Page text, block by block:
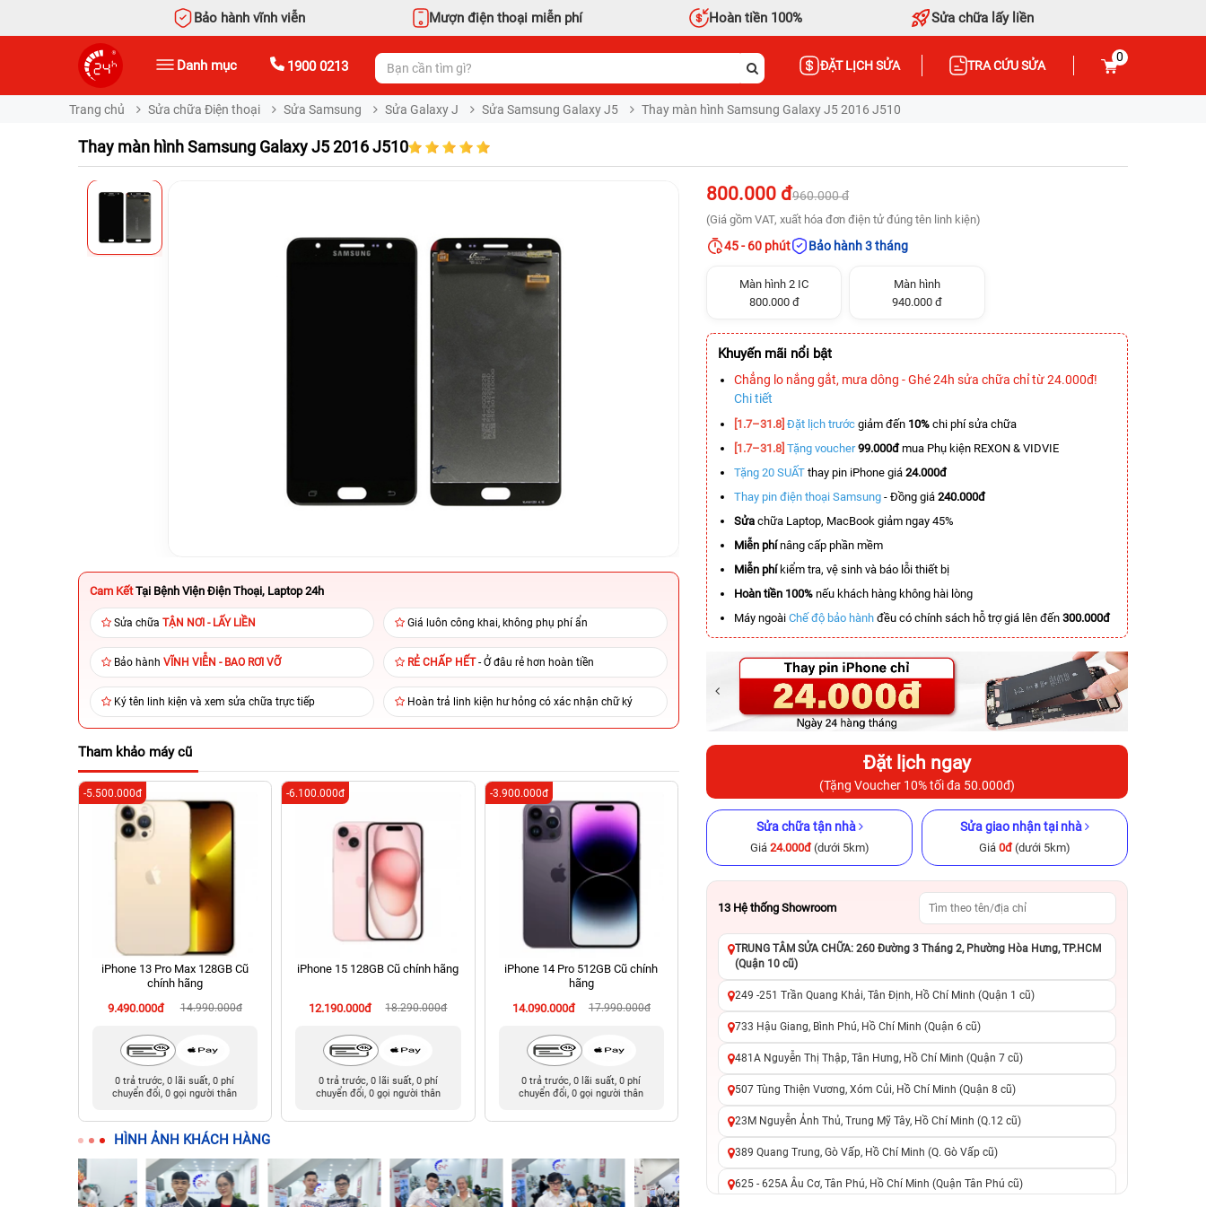
Bảo hành vĩnh viễn Mượn điện thoại miễn phí Hoàn tiền 100% Sửa chữa lấy liền
Danh mục 1900 0213 ĐẶT LỊCH SỬA TRA CỨU SỬA
0
Trang chủ Sửa chữa Điện thoại Sửa Samsung Sửa Galaxy J Sửa Samsung Galaxy J5 Thay màn hình Samsung Galaxy J5 2016 J510
Thay màn hình Samsung Galaxy J5 2016 J510
Cam Kết Tại Bệnh Viện Điện Thoại, Laptop 24h
Sửa chữa TẬN NƠI - LẤY LIỀN Giá luôn công khai, không phụ phí ẩn
Bảo hành VĨNH VIỄN - BAO RƠI VỠ RẺ CHẤP HẾT- Ở đâu rẻ hơn hoàn tiền
Ký tên linh kiện và xem sửa chữa trực tiếp Hoàn trả linh kiện hư hỏng có xác nhận chữ ký
Tham khảo máy cũ
iPhone 13 Pro Max 128GB Cũ
chính hãng
9.490.000đ
14.990.000đ
-5.500.000đ
0 trả trước, 0 lãi suất, 0 phí
chuyển đổi, 0 gọi người thân
iPhone 15 128GB Cũ chính hãng
12.190.000đ 18.290.000đ
-6.100.000đ
0 trả trước, 0 lãi suất, 0 phí
chuyển đổi, 0 gọi người thân
iPhone 14 Pro 512GB Cũ chính
hãng
14.090.000đ
17.990.000đ
-3.900.000đ
0 trả trước, 0 lãi suất, 0 phí
chuyển đổi, 0 gọi người thân
iPhone 11 128GB Cũ chính hãng
4.590.000đ 7.990.000đ
-3.400.000đ
chuyển đổi, 0 gọi người thân
chính hãng
10.990.000đ
16.990.000đ
-6.000.000đ
chuyển đổi, 0 gọi người thân
-4.900.000đ
HÌNH ẢNH KHÁCH HÀNG
800.000 đ960.000 đ
(Giá gồm VAT, xuất hóa đơn điện tử đúng tên linh kiện)
45 - 60 phút Bảo hành 3 tháng
Màn hình 2 IC
800.000 đ
Màn hình
940.000 đ
Khuyến mãi nổi bật
Chẳng lo nắng gắt, mưa dông - Ghé 24h sửa chữa chỉ từ 24.000đ!
Chi tiết
[1.7–31.8] Đặt lịch trước giảm đến 10% chi phí sửa chữa
[1.7–31.8] Tặng voucher 99.000đmua Phụ kiện REXON & VIDVIE
Tặng 20 SUẤT thay pin iPhone giá 24.000đ
Thay pin điện thoại Samsung - Đồng giá 240.000đ
Sửa chữa Laptop, MacBook giảm ngay 45%
Miễn phínâng cấp phần mềm
Miễn phíkiểm tra, vệ sinh và báo lỗi thiết bị
Hoàn tiền 100% nếu khách hàng không hài lòng
Máy ngoài Chế độ bảo hành đều có chính sách hỗ trợ giá lên đến 300.000đ
Đặt lịch ngay
(Tặng Voucher 10% tối đa 50.000đ)
Sửa chữa tận nhà
Giá 24.000đ(dưới 5km)
Sửa giao nhận tại nhà
Giá 0đ(dưới 5km)
13 Hệ thống Showroom
TRUNG TÂM SỬA CHỮA: 260 Đường 3 Tháng 2, Phường Hòa Hưng, TP.HCM
(Quận 10 cũ)
249 -251 Trần Quang Khải, Tân Định, Hồ Chí Minh (Quận 1 cũ)
733 Hậu Giang, Bình Phú, Hồ Chí Minh (Quận 6 cũ)
481A Nguyễn Thị Thập, Tân Hưng, Hồ Chí Minh (Quận 7 cũ)
507 Tùng Thiện Vương, Xóm Củi, Hồ Chí Minh (Quận 8 cũ)
23M Nguyễn Ảnh Thủ, Trung Mỹ Tây, Hồ Chí Minh (Q.12 cũ)
389 Quang Trung, Gò Vấp, Hồ Chí Minh (Q. Gò Vấp cũ)
625 - 625A Âu Cơ, Tân Phú, Hồ Chí Minh (Quận Tân Phú cũ)